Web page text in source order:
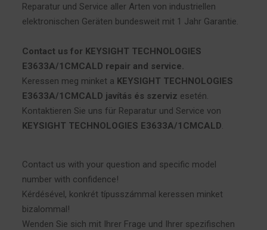
Reparatur und Service aller Arten von industriellen
elektronischen Geräten bundesweit mit 1 Jahr Garantie.
Contact us for KEYSIGHT TECHNOLOGIES
E3633A/1CMCALD repair and service.
Keressen meg minket a KEYSIGHT TECHNOLOGIES
E3633A/1CMCALD javítás és szerviz esetén.
Kontaktieren Sie uns für Reparatur und Service von
KEYSIGHT TECHNOLOGIES E3633A/1CMCALD.
Contact us with your question and specific model
number with confidence!
Kérdésével, konkrét típusszámmal keressen minket
bizalommal!
Wenden Sie sich mit Ihrer Frage und Ihrer spezifischen